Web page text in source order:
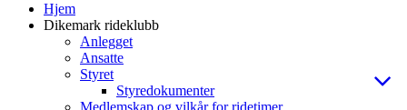
Hjem
Dikemark rideklubb
Anlegget
Ansatte
Styret
Styredokumenter
Medlemskap og vilkår for ridetimer